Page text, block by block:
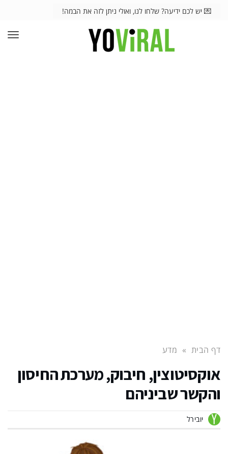
💌 יש לכם ידיעה? שלחו לנו, ואולי ניתן לזה את הבמה!
דף הבית » מדע
אוקסיטוצין, חיבוק, מערכת החיסון
והקשר שביניהם
יובירל